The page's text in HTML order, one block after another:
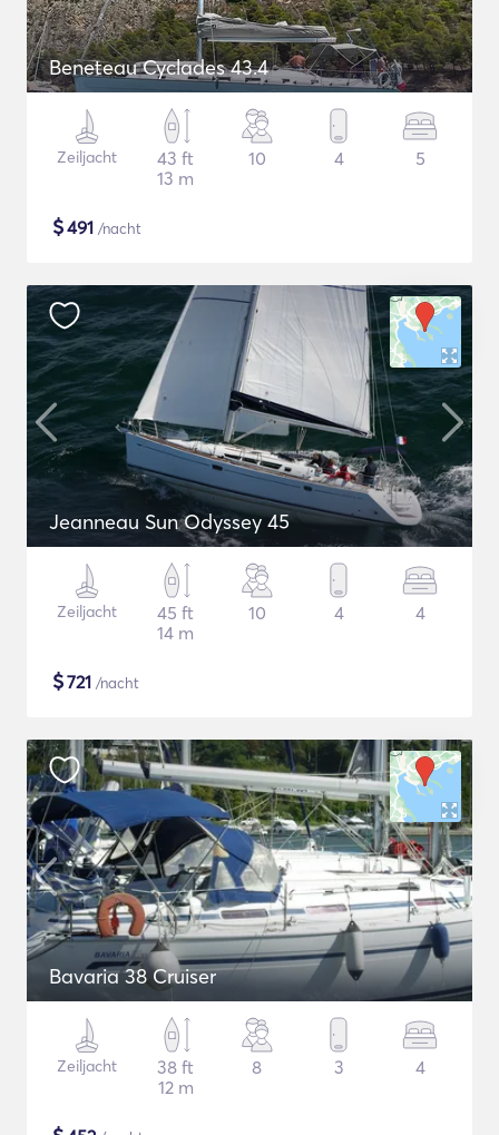
Beneteau Cyclades 43.4
Zeiljacht
43 ft
13 m
10 4 5
$491 /nacht
Jeanneau Sun Odyssey 45
Zeiljacht
45 ft
14 m
10 4 4
$721 /nacht
Bavaria 38 Cruiser
Zeiljacht
38 ft
12 m
8 3 4